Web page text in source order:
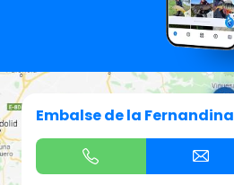
Embalse de la Fernandina